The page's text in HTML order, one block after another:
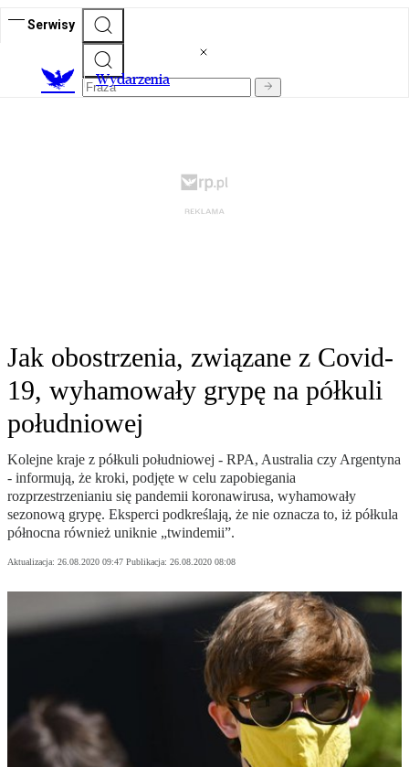
Serwisy
Wydarzenia
Jak obostrzenia, związane z Covid-
19, wyhamowały grypę na półkuli
południowej
Kolejne kraje z półkuli południowej - RPA, Australia czy Argentyna
- informują, że kroki, podjęte w celu zapobiegania
rozprzestrzenianiu się pandemii koronawirusa, wyhamowały
sezonową grypę. Eksperci podkreślają, że nie oznacza to, iż półkula
północna również uniknie „twindemii”.
Aktualizacja: 26.08.2020 09:47 Publikacja: 26.08.2020 08:08